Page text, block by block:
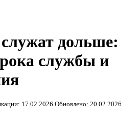
дольше:
службы и
17.02.2026 Обновлено: 20.02.2026